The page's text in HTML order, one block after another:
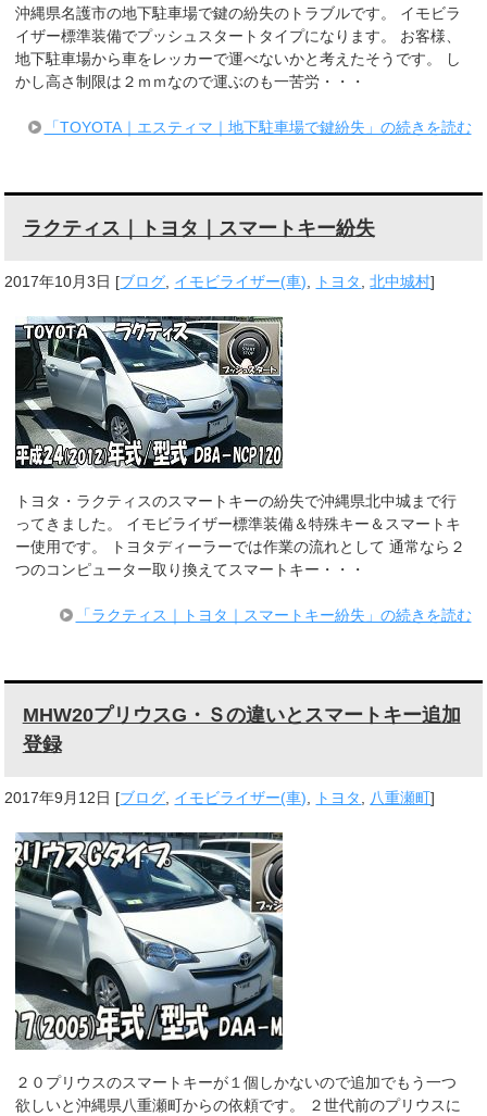
沖縄県名護市の地下駐車場で鍵の紛失のトラブルです。 イモビラ
イザー標準装備でプッシュスタートタイプになります。 お客様、
地下駐車場から車をレッカーで運べないかと考えたそうです。 し
かし高さ制限は２ｍｍなので運ぶのも一苦労・・・
「TOYOTA｜エスティマ｜地下駐車場で鍵紛失」の続きを読む
ラクティス｜トヨタ｜スマートキー紛失
2017年10月3日 [ブログ イモビライザー(車) トヨタ ,北中城村]
トヨタ・ラクティスのスマートキーの紛失で沖縄県北中城まで行
ってきました。 イモビライザー標準装備＆特殊キー＆スマートキ
ー使用です。 トヨタディーラーでは作業の流れとして 通常なら２
つのコンピューター取り換えてスマートキー・・・
「ラクティス｜トヨタ｜スマートキー紛失」の続きを読む
MHW20プリウスG・Ｓの違いとスマートキー追加
登録
2017年9月12日 [ブログ, イモビライザー(車), トヨタ, 八重瀬町]
２０プリウスのスマートキーが１個しかないので追加でもう一つ
欲しいと沖縄県八重瀬町からの依頼です。 ２世代前のプリウスに